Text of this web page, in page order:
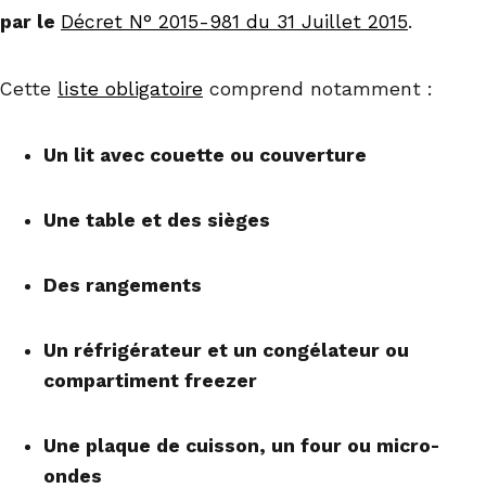
par le Décret N° 2015-981 du 31 Juillet 2015.
Cette liste obligatoire comprend notamment :
Un lit avec couette ou couverture
Une table et des sièges
Des rangements
Un réfrigérateur et un congélateur ou
compartiment freezer
Une plaque de cuisson, un four ou micro-
ondes